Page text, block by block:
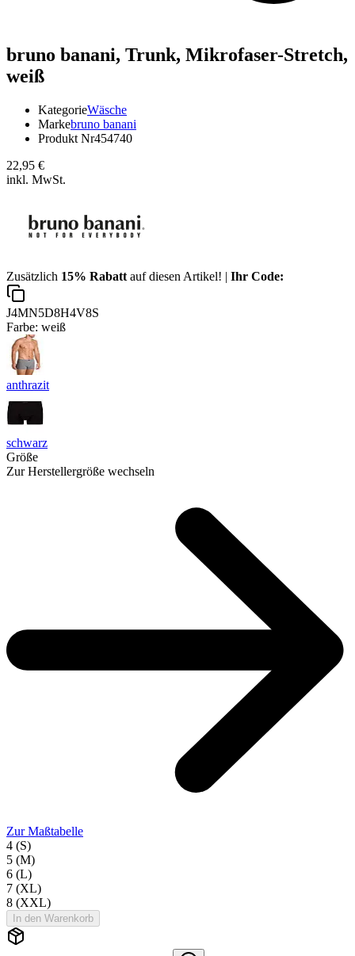
bruno banani, Trunk, Mikrofaser-Stretch,
weiß
KategorieWäsche
Markebruno banani
Produkt Nr454740
22,95 €
inkl. MwSt.
Zusätzlich 15% Rabatt auf diesen Artikel! | Ihr Code:
J4MN5D8H4V8S
Farbe: weiß
anthrazit
schwarz
Größe
Zur Herstellergröße wechseln
Zur Maßtabelle
4 (S)
5 (M)
6 (L)
7 (XL)
8 (XXL)
In den Warenkorb